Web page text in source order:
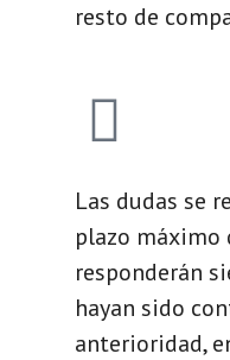
resto de
Las dudas se
plazo máximo
responderán
hayan sido
anterioridad,